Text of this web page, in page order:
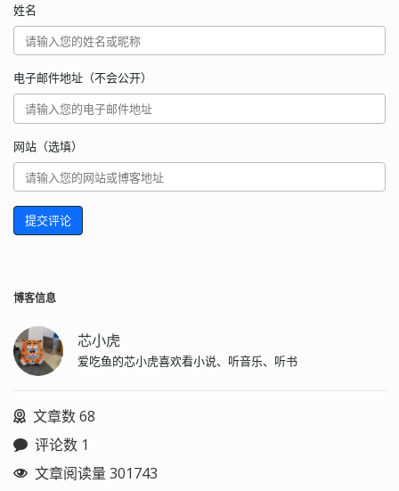
姓名
电子邮件地址（不会公开）
网站（选填）
提交评论
博客信息
芯小虎
爱吃鱼的芯小虎喜欢看小说、听音乐、听书
文章数 68
评论数 1
文章阅读量 301743